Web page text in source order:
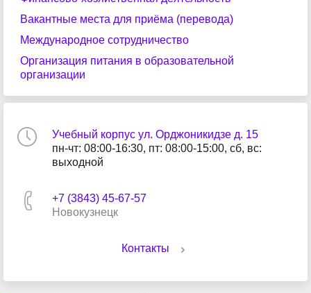
Вакантные места для приёма (перевода)
Международное сотрудничество
Организация питания в образовательной
организации
Учебный корпус ул. Орджоникидзе д. 15
пн-чт: 08:00-16:30, пт: 08:00-15:00, сб, вс:
выходной
+7 (3843) 45-67-57
Новокузнецк
Контакты